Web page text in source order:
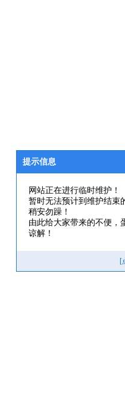
提示信息
网站正在进行临时维护！
暂时无法预计到维护结束
稍安勿躁！
由此给大家带来的不便，
谅解！
[